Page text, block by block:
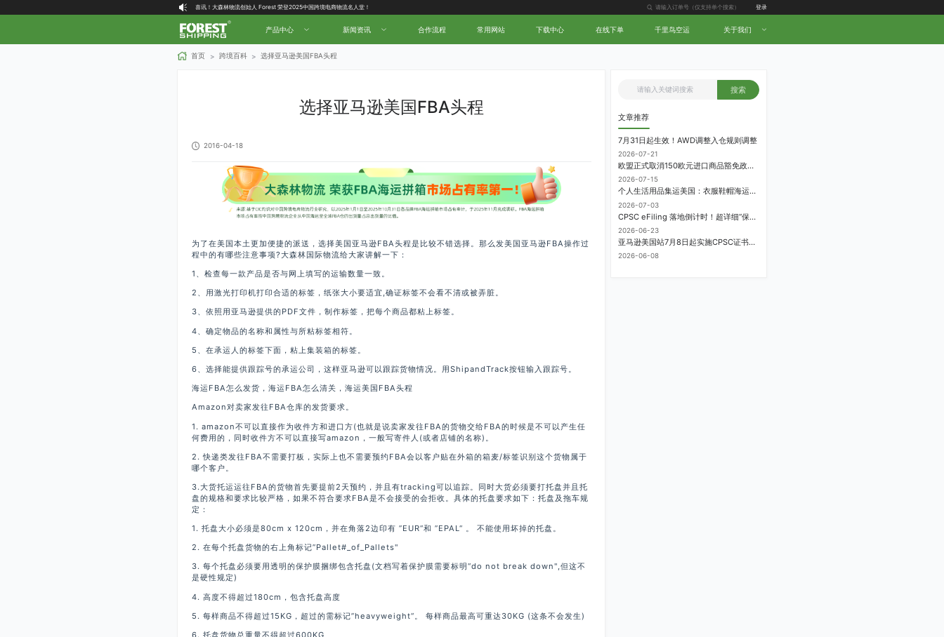
大森林全球物流国内（自营仓）收货地址
大森林16周年庆福利就位，超多好礼等你拿！
登录
产品中心 新闻资讯 合作流程 常用网站 下载中心 在线下单 千里鸟空运 关于我们
首页 > 跨境百科 > 选择亚马逊美国FBA头程
选择亚马逊美国FBA头程
2016-04-18
为了在美国本土更加便捷的派送，选择美国亚马逊FBA头程是比较不错选择。那么发美国亚马逊FBA操作过
程中的有哪些注意事项?大森林国际物流给大家讲解一下：
1、检查每一款产品是否与网上填写的运输数量一致。
2、用激光打印机打印合适的标签，纸张大小要适宜,确证标签不会看不清或被弄脏。
3、依照用亚马逊提供的PDF文件，制作标签，把每个商品都粘上标签。
4、确定物品的名称和属性与所粘标签相符。
5、在承运人的标签下面，粘上集装箱的标签。
6、选择能提供跟踪号的承运公司，这样亚马逊可以跟踪货物情况。用ShipandTrack按钮输入跟踪号。
海运FBA怎么发货，海运FBA怎么清关，海运美国FBA头程
Amazon对卖家发往FBA仓库的发货要求。
1. amazon不可以直接作为收件方和进口方(也就是说卖家发往FBA的货物交给FBA的时候是不可以产生任
何费用的，同时收件方不可以直接写amazon，一般写寄件人(或者店铺的名称)。
2. 快递类发往FBA不需要打板，实际上也不需要预约FBA会以客户贴在外箱的箱麦/标签识别这个货物属于
哪个客户。
3.大货托运运往FBA的货物首先要提前2天预约，并且有tracking可以追踪。同时大货必须要打托盘并且托
盘的规格和要求比较严格，如果不符合要求FBA是不会接受的会拒收。具体的托盘要求如下：托盘及拖车规
定：
1. 托盘大小必须是80cm x 120cm，并在角落2边印有 ”EUR“和 ”EPAL“ 。 不能使用坏掉的托盘。
2. 在每个托盘货物的右上角标记”Pallet#_of_Pallets"
3. 每个托盘必须要用透明的保护膜捆绑包含托盘(文档写着保护膜需要标明“do not break down",但这不
是硬性规定)
4. 高度不得超过180cm，包含托盘高度
5. 每样商品不得超过15KG，超过的需标记”heavyweight“。 每样商品最高可重达30KG (这条不会发生)
6. 托盘货物总重量不得超过600KG
搜索
文章推荐
7月31日起生效！AWD调整入仓规则调整
2026-07-21
欧盟正式取消150欧元进口商品豁免政策，每件加征3欧元进口关税
2026-07-15
个人生活用品集运美国：衣服鞋帽海运计费方式
2026-07-03
CPSC eFiling 落地倒计时！超详细“保姆级”实操指南来了！
2026-06-23
亚马逊美国站7月8日起实施CPSC证书电子申报要求，FBA受管制商品需提前申报
2026-06-08